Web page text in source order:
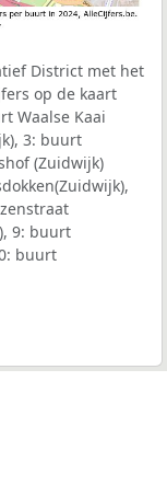
District met het
op de kaart
Waalse Kaai
3: buurt
(Zuidwijk)
9: buurt
buurt